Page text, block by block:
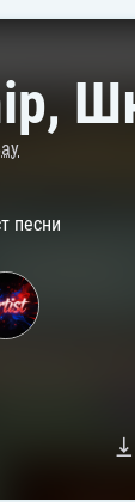
песни